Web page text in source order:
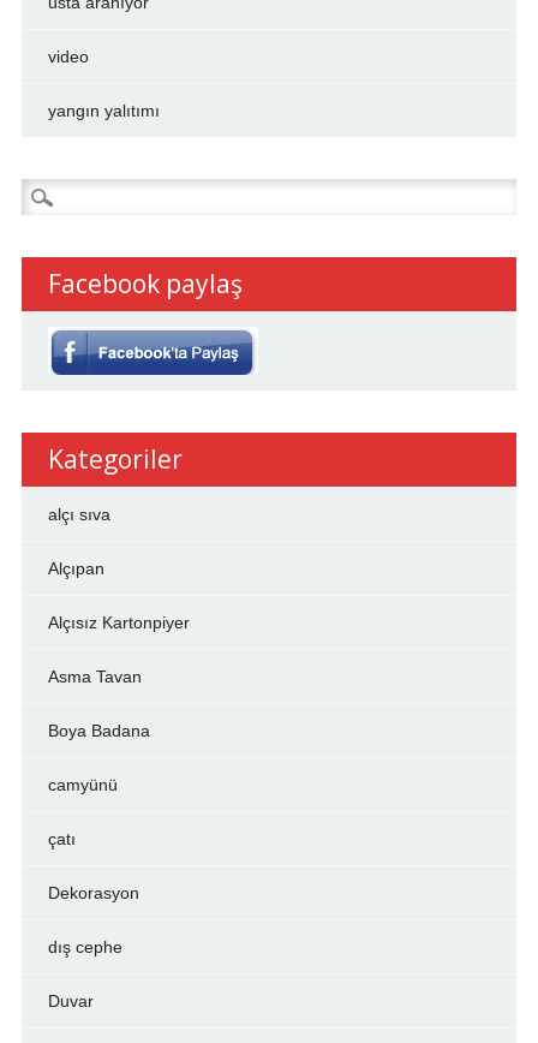
video
yangın yalıtımı
Arama:
Facebook paylaş
Kategoriler
alçı sıva
Alçıpan
Alçısız Kartonpiyer
Asma Tavan
Boya Badana
camyünü
çatı
Dekorasyon
dış cephe
Duvar